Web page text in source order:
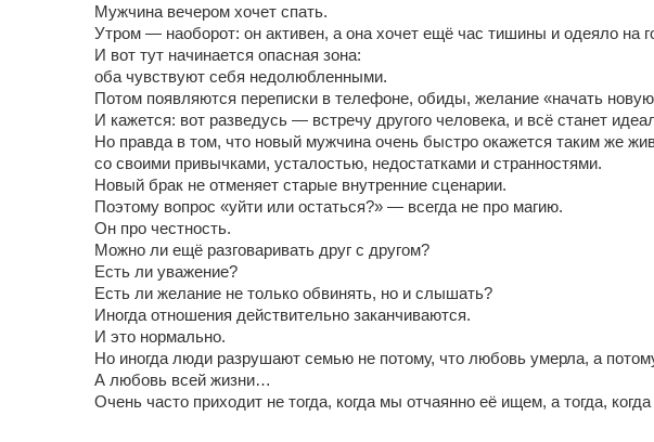
Мужчина вечером хочет спать.
Утром — наоборот: он активен, а она хочет ещё час тишины и одеяло на
И вот тут начинается опасная зона:
оба чувствуют себя недолюбленными.
Потом появляются переписки в телефоне, обиды, желание «начать
И кажется: вот разведусь — встречу другого человека, и всё станет
Но правда в том, что новый мужчина очень быстро окажется таким же
со своими привычками, усталостью, недостатками и странностями.
Новый брак не отменяет старые внутренние сценарии.
Поэтому вопрос «уйти или остаться?» — всегда не про магию.
Он про честность.
Можно ли ещё разговаривать друг с другом?
Есть ли уважение?
Есть ли желание не только обвинять, но и слышать?
Иногда отношения действительно заканчиваются.
И это нормально.
Но иногда люди разрушают семью не потому, что любовь умерла, а
А любовь всей жизни…
Очень часто приходит не тогда, когда мы отчаянно её ищем, а тогда,